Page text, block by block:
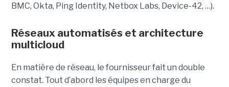
BMC, Okta, Ping Identity, Netbox Labs, Device-42, …).
Réseaux automatisés et architecture
multicloud
En matière de réseau, le fournisseur fait un double
constat. Tout d’abord les équipes en charge du